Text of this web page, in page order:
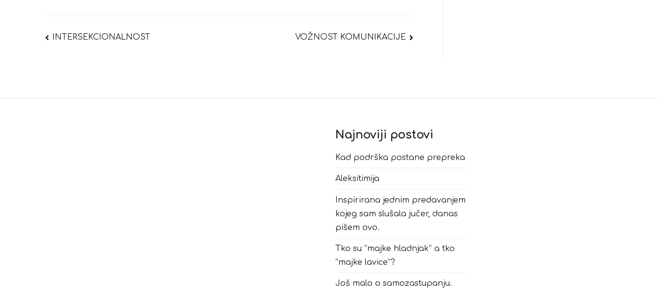
Navigacija
INTERSEKCIONALNOST VOŽNOST KOMUNIKACIJE
Najnoviji postovi
Kad podrška postane prepreka
Aleksitimija
Inspirirana jednim predavanjem
kojeg sam slušala jučer, danas
pišem ovo.
Tko su “majke hladnjak” a tko
“majke lavice”?
Još malo o samozastupanju.